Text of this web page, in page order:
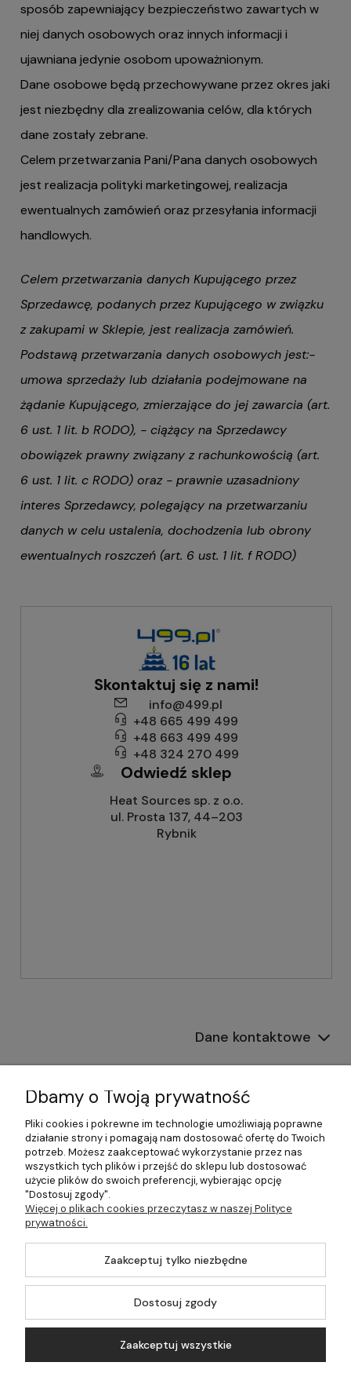
sposób zapewniający bezpieczeństwo zawartych w
niej danych osobowych oraz innych informacji i
ujawniana jedynie osobom upoważnionym.
Dane osobowe będą przechowywane przez okres jaki
jest niezbędny dla zrealizowania celów, dla których
dane zostały zebrane.
Celem przetwarzania Pani/Pana danych osobowych
jest realizacja polityki marketingowej, realizacja
ewentualnych zamówień oraz przesyłania informacji
handlowych.
Celem przetwarzania danych Kupującego przez
Sprzedawcę, podanych przez Kupującego w związku
z zakupami w Sklepie, jest realizacja zamówień.
Podstawą przetwarzania danych osobowych jest:-
umowa sprzedaży lub działania podejmowane na
żądanie Kupującego, zmierzające do jej zawarcia (art.
6 ust. 1 lit. b RODO), - ciążący na Sprzedawcy
obowiązek prawny związany z rachunkowością (art.
6 ust. 1 lit. c RODO) oraz - prawnie uzasadniony
interes Sprzedawcy, polegający na przetwarzaniu
danych w celu ustalenia, dochodzenia lub obrony
ewentualnych roszczeń (art. 6 ust. 1 lit. f RODO)
Skontaktuj się z nami!
info@499.pl
+48 665 499 499
+48 663 499 499
+48 324 270 499
Odwiedź sklep
Heat Sources sp. z o.o.
ul. Prosta 137, 44–203
Rybnik
Dane kontaktowe
Informacje
Płatności i dostawa
Pomoc
Moje konto
©2026 Wszelkie Prawa Zastrzeżone | 499.pl - najlepszy sklep z
Dbamy o Twoją prywatność
Pliki cookies i pokrewne im technologie umożliwiają poprawne
działanie strony i pomagają nam dostosować ofertę do Twoich
potrzeb. Możesz zaakceptować wykorzystanie przez nas
wszystkich tych plików i przejść do sklepu lub dostosować
użycie plików do swoich preferencji, wybierając opcję
"Dostosuj zgody".
Więcej o plikach cookies przeczytasz w naszej Polityce
prywatności.
Zaakceptuj tylko niezbędne
Dostosuj zgody
Zaakceptuj wszystkie